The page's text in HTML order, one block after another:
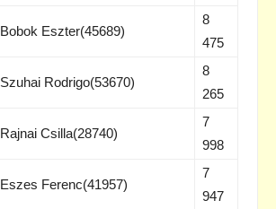
Bobok Eszter(45689)
8
475
Szuhai Rodrigo(53670)
8
265
Rajnai Csilla(28740)
7
998
Eszes Ferenc(41957)
7
947